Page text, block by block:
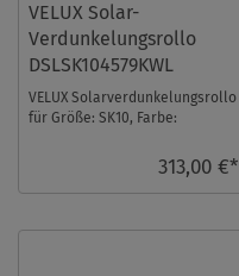
VELUX Solar-
Verdunkelungsrollo
DSLSK104579KWL
VELUX Solarverdunkelungsrollo
für Größe: SK10, Farbe:
313,00 €*